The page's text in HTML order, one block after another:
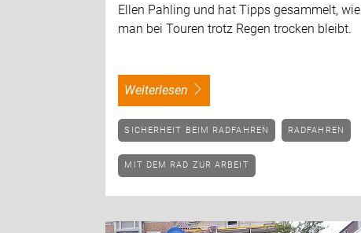
Ellen Pahling und hat Tipps gesammelt, wie
man bei Touren trotz Regen trocken bleibt.
weiterlesen
SICHERHEIT BEIM RADFAHREN RADFAHREN
MIT DEM RAD ZUR ARBEIT